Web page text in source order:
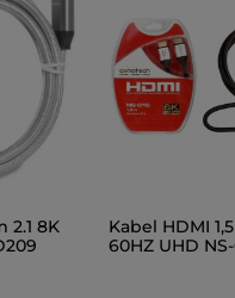
2.1 8K
Kabel HDMI
60HZ UHD NS-